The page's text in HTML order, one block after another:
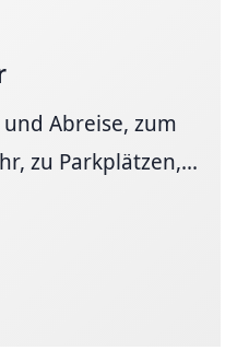
Ab­reise, zum
zu Park­plätzen,...